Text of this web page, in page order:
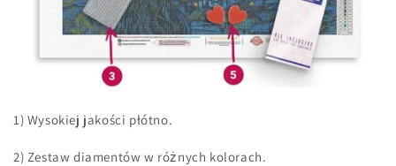
1) Wysokiej jakości płótno.
2) Zestaw diamentów w różnych kolorach.